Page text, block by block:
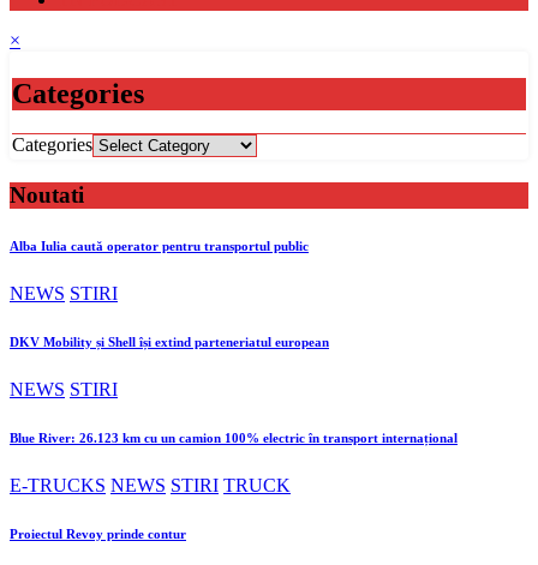
×
Categories
Categories
Noutati
Alba Iulia caută operator pentru transportul public
NEWS STIRI
DKV Mobility și Shell își extind parteneriatul european
NEWS STIRI
Blue River: 26.123 km cu un camion 100% electric în transport internațional
E-TRUCKS NEWS STIRI TRUCK
Proiectul Revoy prinde contur